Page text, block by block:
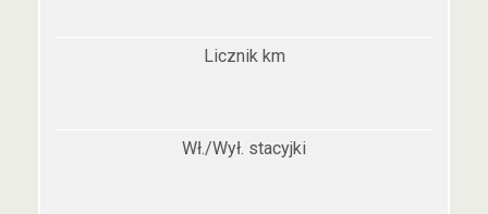
Licznik km
Wł./Wył. stacyjki